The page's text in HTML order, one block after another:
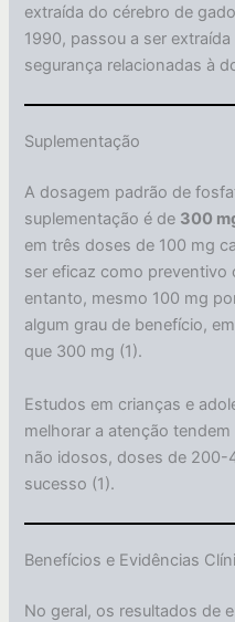
extraída do cérebro de
1990, passou a ser
segurança relacionadas à
Suplementação
A dosagem padrão de
suplementação é de 300
em três doses de 100 mg
ser eficaz como
entanto, mesmo 100 mg
algum grau de benefício,
que 300 mg (1).
Estudos em crianças e
melhorar a atenção
não idosos, doses de 200-
sucesso (1).
Benefícios e Evidências
No geral, os resultados de